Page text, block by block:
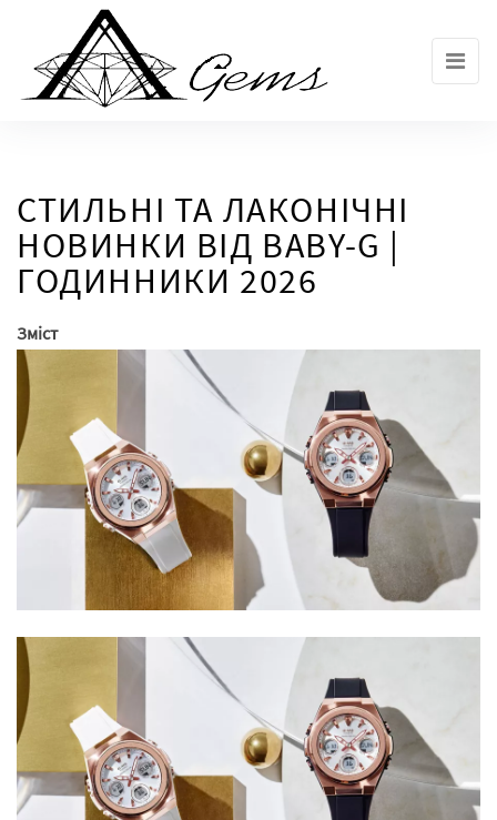
СТИЛЬНІ ТА ЛАКОНІЧНІ
НОВИНКИ ВІД BABY-G |
ГОДИННИКИ 2026
Зміст